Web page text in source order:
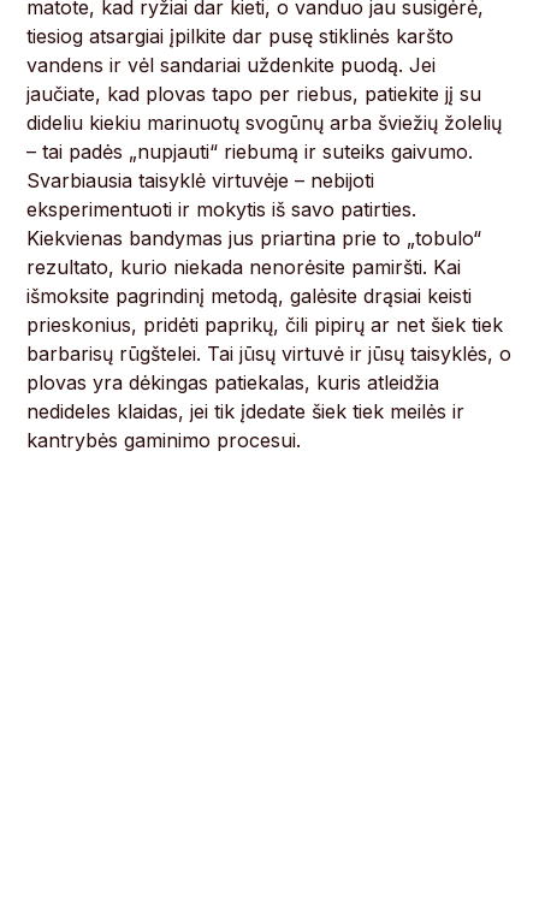
matote, kad ryžiai dar kieti, o vanduo jau susigėrė,
tiesiog atsargiai įpilkite dar pusę stiklinės karšto
vandens ir vėl sandariai uždenkite puodą. Jei
jaučiate, kad plovas tapo per riebus, patiekite jį su
dideliu kiekiu marinuotų svogūnų arba šviežių žolelių
– tai padės „nupjauti“ riebumą ir suteiks gaivumo.
Svarbiausia taisyklė virtuvėje – nebijoti
eksperimentuoti ir mokytis iš savo patirties.
Kiekvienas bandymas jus priartina prie to „tobulo“
rezultato, kurio niekada nenorėsite pamiršti. Kai
išmoksite pagrindinį metodą, galėsite drąsiai keisti
prieskonius, pridėti paprikų, čili pipirų ar net šiek tiek
barbarisų rūgštelei. Tai jūsų virtuvė ir jūsų taisyklės, o
plovas yra dėkingas patiekalas, kuris atleidžia
nedideles klaidas, jei tik įdedate šiek tiek meilės ir
kantrybės gaminimo procesui.